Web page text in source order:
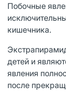
Побочные
кишечника.
детей и
явления
после